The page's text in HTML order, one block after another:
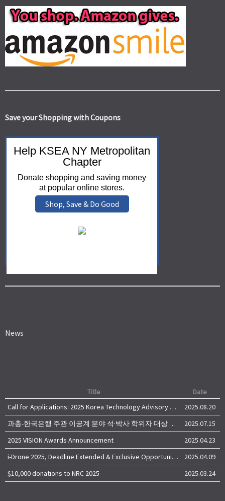
Save your Shopping with Coupons
Help KSEA NY Metropolitan
Chapter
Donate shopping and saving money
at popular online stores.
Shop, Save & Do Good
News
Title
Date
Call for Applications: 2025 Korea Technology Advisory Group (K-TAG)
2025.08.20
과총-한국은행 주관 이공계 분야 석·박사 학위자 대상 서베이
2025.07.15
2025 VISION Awards Announcement
2025.04.23
i-Drone 2025, Deadline Extended & Exclusive Opportunity to Travel to Korea!
2025.04.09
$10,000 donations to NRC 2025
2025.03.24